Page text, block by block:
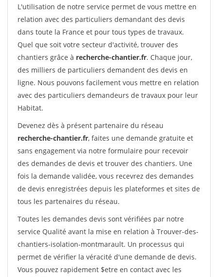
L'utilisation de notre service permet de vous mettre en
relation avec des particuliers demandant des devis
dans toute la France et pour tous types de travaux.
Quel que soit votre secteur d'activité, trouver des
chantiers grâce à recherche-chantier.fr. Chaque jour,
des milliers de particuliers demandent des devis en
ligne. Nous pouvons facilement vous mettre en relation
avec des particuliers demandeurs de travaux pour leur
Habitat.
Devenez dès à présent partenaire du réseau
recherche-chantier.fr, faites une demande gratuite et
sans engagement via notre formulaire pour recevoir
des demandes de devis et trouver des chantiers. Une
fois la demande validée, vous recevrez des demandes
de devis enregistrées depuis les plateformes et sites de
tous les partenaires du réseau.
Toutes les demandes devis sont vérifiées par notre
service Qualité avant la mise en relation à Trouver-des-
chantiers-isolation-montmarault. Un processus qui
permet de vérifier la véracité d'une demande de devis.
Vous pouvez rapidement $etre en contact avec les